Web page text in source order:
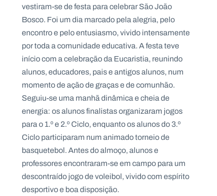
vestiram-se de festa para celebrar São João
Bosco. Foi um dia marcado pela alegria, pelo
encontro e pelo entusiasmo, vivido intensamente
por toda a comunidade educativa. A festa teve
início com a celebração da Eucaristia, reunindo
alunos, educadores, pais e antigos alunos, num
momento de ação de graças e de comunhão.
Seguiu-se uma manhã dinâmica e cheia de
energia: os alunos finalistas organizaram jogos
para o 1.º e 2.º Ciclo, enquanto os alunos do 3.º
Ciclo participaram num animado torneio de
basquetebol. Antes do almoço, alunos e
professores encontraram-se em campo para um
descontraído jogo de voleibol, vivido com espírito
desportivo e boa disposição.